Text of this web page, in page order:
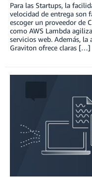
Para las Startups, la
velocidad de entrega son
escoger un proveedor de
como AWS Lambda
servicios web. Además,
Graviton ofrece claras […]